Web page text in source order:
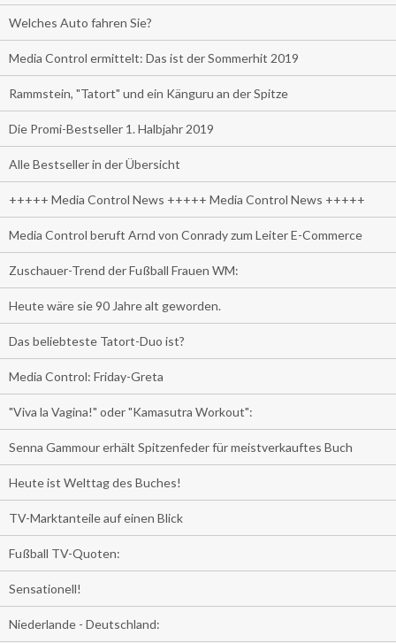
Welches Auto fahren Sie?
Media Control ermittelt: Das ist der Sommerhit 2019
Rammstein, "Tatort" und ein Känguru an der Spitze
Die Promi-Bestseller 1. Halbjahr 2019
Alle Bestseller in der Übersicht
+++++ Media Control News +++++ Media Control News +++++
Media Control beruft Arnd von Conrady zum Leiter E-Commerce
Zuschauer-Trend der Fußball Frauen WM:
Heute wäre sie 90 Jahre alt geworden.
Das beliebteste Tatort-Duo ist?
Media Control: Friday-Greta
"Viva la Vagina!" oder "Kamasutra Workout":
Senna Gammour erhält Spitzenfeder für meistverkauftes Buch
Heute ist Welttag des Buches!
TV-Marktanteile auf einen Blick
Fußball TV-Quoten:
Sensationell!
Niederlande - Deutschland: